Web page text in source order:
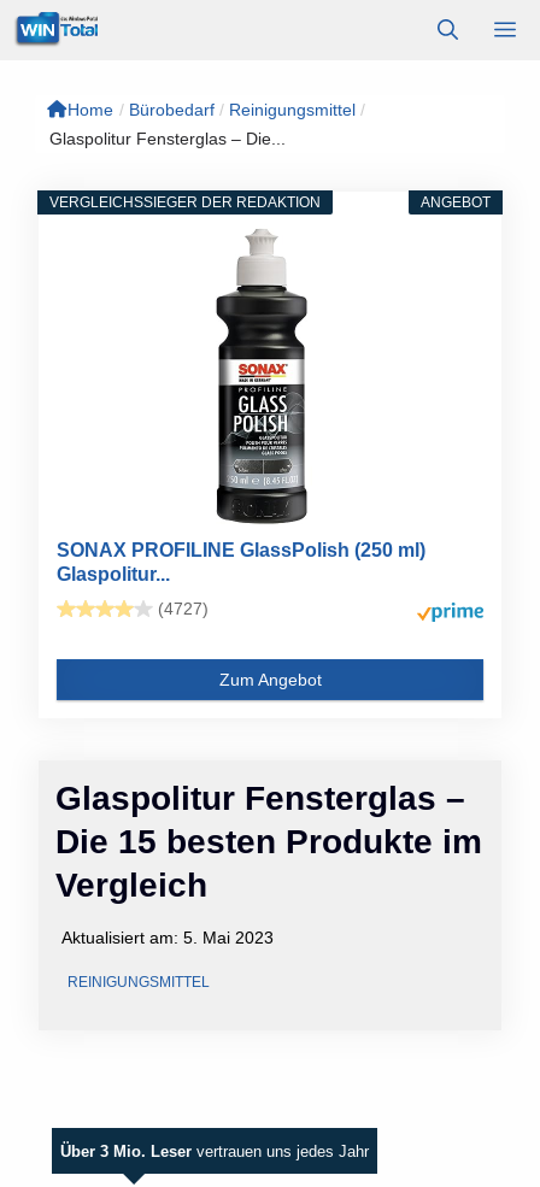
Zum
Inhalt
Home / Bürobedarf / Reinigungsmittel /
Glaspolitur Fensterglas – Die...
Glaspolitur Fensterglas –
Die 15 besten Produkte im
Vergleich
Aktualisiert am: 5. Mai 2023
REINIGUNGSMITTEL
ANGEBOT
VERGLEICHSSIEGER DER REDAKTION
SONAX PROFILINE GlassPolish (250 ml)
Glaspolitur...
(4727)
Zum Angebot
Über 3 Mio. Leser vertrauen uns jedes Jahr